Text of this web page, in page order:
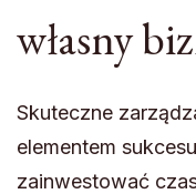
własny
Skuteczne
elementem
zainwestować